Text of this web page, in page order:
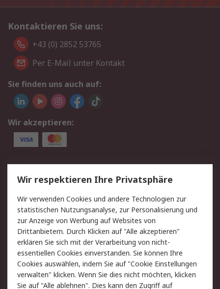
Kontaktieren Sie uns:
+43 (0) 2852 53765
Per E-Mail unter Kontakt
Sie finden uns auch auf:
Wir akzeptieren:
Service
Value Added Services
Lieferlösungen
Rücksendung/Entsorgung Kontakt
Hilfe
Rechtliches
RS Verkaufs- und
Lieferbedingungen
Datenschutz
Cookie-Richtlinie Zahlungsbedingungen
Wir respektieren Ihre Privatsphäre
Wir verwenden Cookies und andere Technologien zur
statistischen Nutzungsanalyse, zur Personalisierung und
zur Anzeige von Werbung auf Websites von
Drittanbietern. Durch Klicken auf "Alle akzeptieren"
erklären Sie sich mit der Verarbeitung von nicht-
essentiellen Cookies einverstanden. Sie können Ihre
Cookies auswählen, indem Sie auf "Cookie Einstellungen
verwalten" klicken. Wenn Sie dies nicht möchten, klicken
Sie auf "Alle ablehnen". Dies kann den Zugriff auf